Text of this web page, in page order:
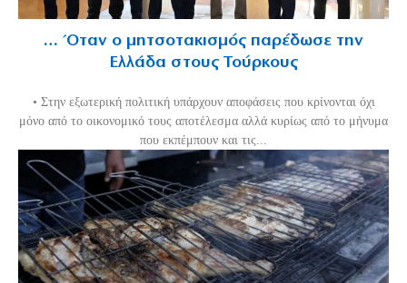
… Όταν ο μητσοτακισμός παρέδωσε την
Ελλάδα στους Τούρκους
• Στην εξωτερική πολιτική υπάρχουν αποφάσεις που κρίνονται όχι
μόνο από το οικονομικό τους αποτέλεσμα αλλά κυρίως από το μήνυμα
που εκπέμπουν και τις...